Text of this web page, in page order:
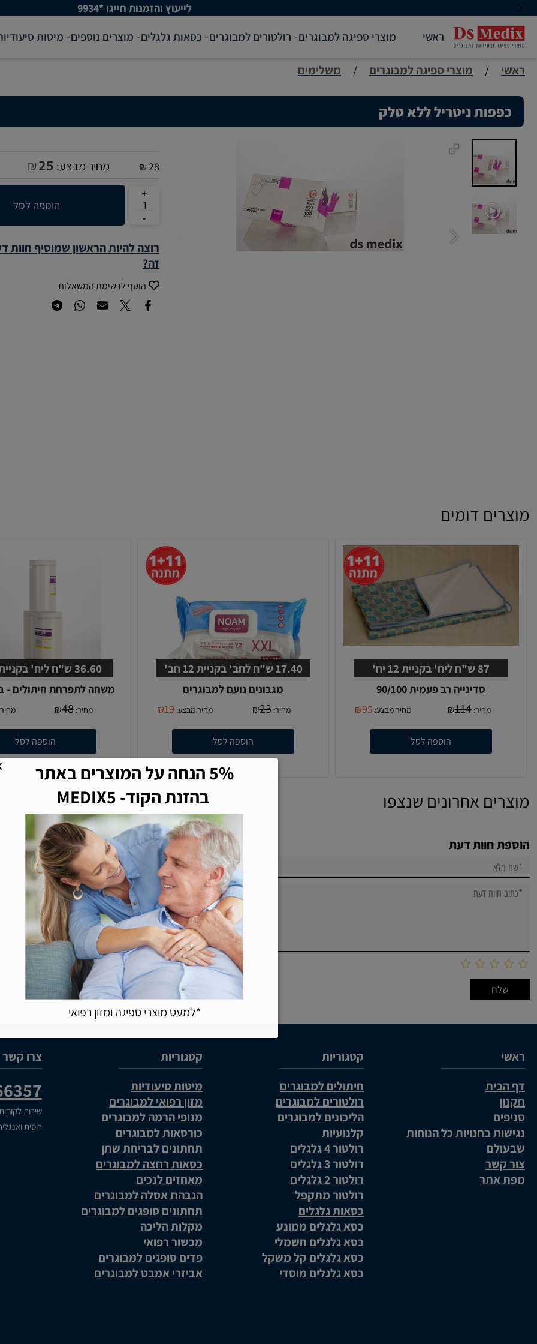
לייעוץ והזמנות חייגו *9934
ראשי מוצרי ספיגה למבוגרים רולטורים למבוגרים כסאות גלגלים מוצרים נוספים מיטות
ראשי / מוצרי ספיגה למבוגרים / משלימים
כפפות ניטריל ללא טלק
₪28 מחיר מבצע: ₪25
הוספה לסל
רוצה להיות הראשון שמוסיף חוות
זה?
הוסף לרשימת המשאלות
מוצרים דומים
87 ש"ח ליח' בקניית 12 יח'
סדינייה רב פעמית 90/100
מחיר: ₪114 מחיר מבצע: ₪95
הוספה לסל
17.40 ש"ח לחב' בקניית 12 חב'
מגבונים נועם למבוגרים
מחיר: ₪23 מחיר מבצע: ₪19
הוספה לסל
36.60 ש"ח ליח' בקניית 12 יח'
משחה לתפרחת חיתולים -
מחיר: ₪48
הוספה לסל
מוצרים אחרונים שנצפו
הוספת חוות דעת
ראשי
דף הבית
תקנון
סניפים
נגישות בחנויות כל הנוחות
שבעולם
צור קשר
מפת אתר
קטגוריות
חיתולים למבוגרים
רולטורים למבוגרים
הליכונים למבוגרים
קלנועיות
רולטור 4 גלגלים
רולטור 3 גלגלים
רולטור 2 גלגלים
רולטור מתקפל
כסאות גלגלים
כסא גלגלים ממונע
כסא גלגלים חשמלי
כסא גלגלים קל משקל
כסא גלגלים מוסדי
קטגוריות
מיטות סיעודיות
מזון רפואי למבוגרים
מנופי הרמה למבוגרים
כורסאות למבוגרים
תחתונים לבריחת שתן
כסאות רחצה למבוגרים
מאחזים לנכים
הגבהת אסלה למבוגרים
תחתונים סופגים למבוגרים
מקלות הליכה
מכשור רפואי
פדים סופגים למבוגרים
אביזרי אמבט למבוגרים
צרו קשר
שירות
רוסית
5% הנחה על המוצרים באתר
בהזנת הקוד- MEDIX5
*למעט מוצרי ספיגה ומזון רפואי